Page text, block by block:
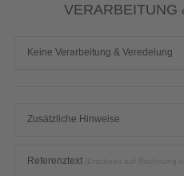
VERARBEITUNG
Keine Verarbeitung & Veredelung
Zusätzliche Hinweise
Referenztext